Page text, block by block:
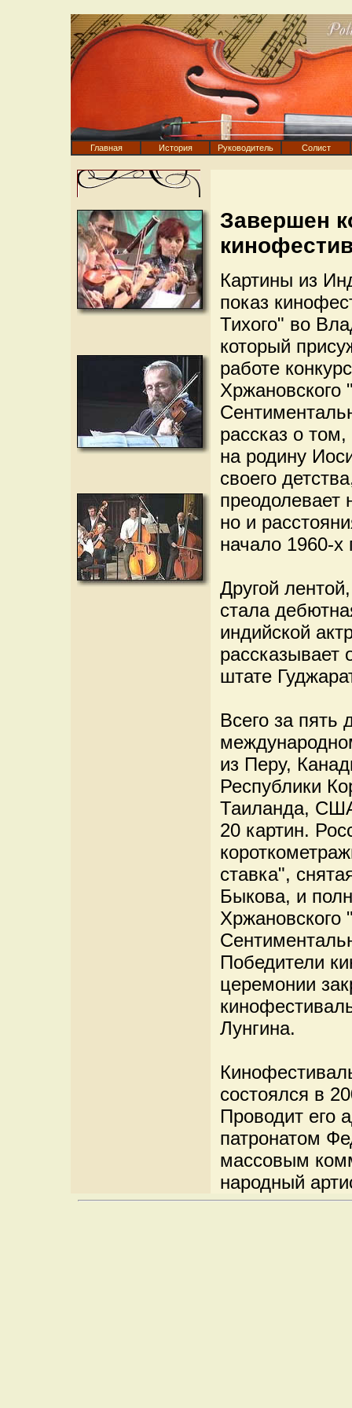
Главная История Руководитель Солист
Завершен
Картины из
показ
Тихого" во
который
работе
рассказ о
на родину
своего
преодолевает
но и
начало 1960-х
Другой
стала
индийской
рассказывает
штате
Всего за
из Перу,
Республики
Таиланда,
20 картин.
ставка",
Быкова, и
Победители
церемонии
Лунгина.
состоялся в
Проводит его
патронатом
массовым
народный